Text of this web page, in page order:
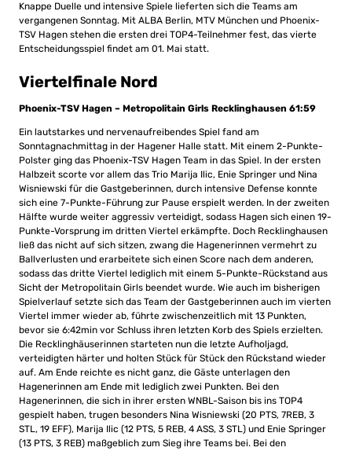
Knappe Duelle und intensive Spiele lieferten sich die Teams am
vergangenen Sonntag. Mit ALBA Berlin, MTV München und Phoenix-
TSV Hagen stehen die ersten drei TOP4-Teilnehmer fest, das vierte
Entscheidungsspiel findet am 01. Mai statt.
Viertelfinale Nord
Phoenix-TSV Hagen – Metropolitain Girls Recklinghausen 61:59
Ein lautstarkes und nervenaufreibendes Spiel fand am
Sonntagnachmittag in der Hagener Halle statt. Mit einem 2-Punkte-
Polster ging das Phoenix-TSV Hagen Team in das Spiel. In der ersten
Halbzeit scorte vor allem das Trio Marija Ilic, Enie Springer und Nina
Wisniewski für die Gastgeberinnen, durch intensive Defense konnte
sich eine 7-Punkte-Führung zur Pause erspielt werden. In der zweiten
Hälfte wurde weiter aggressiv verteidigt, sodass Hagen sich einen 19-
Punkte-Vorsprung im dritten Viertel erkämpfte. Doch Recklinghausen
ließ das nicht auf sich sitzen, zwang die Hagenerinnen vermehrt zu
Ballverlusten und erarbeitete sich einen Score nach dem anderen,
sodass das dritte Viertel lediglich mit einem 5-Punkte-Rückstand aus
Sicht der Metropolitain Girls beendet wurde. Wie auch im bisherigen
Spielverlauf setzte sich das Team der Gastgeberinnen auch im vierten
Viertel immer wieder ab, führte zwischenzeitlich mit 13 Punkten,
bevor sie 6:42min vor Schluss ihren letzten Korb des Spiels erzielten.
Die Recklinghäuserinnen starteten nun die letzte Aufholjagd,
verteidigten härter und holten Stück für Stück den Rückstand wieder
auf. Am Ende reichte es nicht ganz, die Gäste unterlagen den
Hagenerinnen am Ende mit lediglich zwei Punkten. Bei den
Hagenerinnen, die sich in ihrer ersten WNBL-Saison bis ins TOP4
gespielt haben, trugen besonders Nina Wisniewski (20 PTS, 7REB, 3
STL, 19 EFF), Marija Ilic (12 PTS, 5 REB, 4 ASS, 3 STL) und Enie Springer
(13 PTS, 3 REB) maßgeblich zum Sieg ihre Teams bei. Bei den